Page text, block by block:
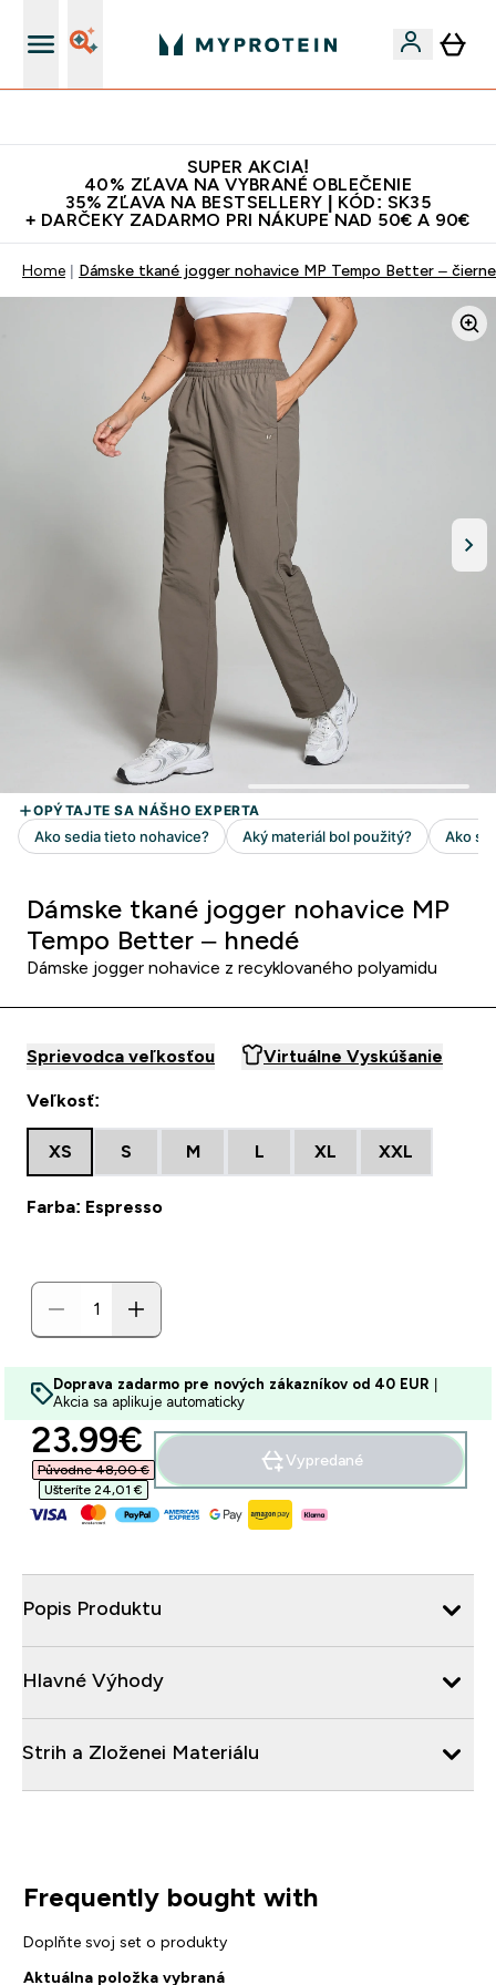
SUPER AKCIA!
40% ZĽAVA NA VYBRANÉ OBLEČENIE
35% ZĽAVA NA BESTSELLERY | KÓD: SK35
+ DARČEKY ZADARMO PRI NÁKUPE NAD 50€ A 90€
Home Dámske tkané jogger nohavice MP Tempo Better – čierne
Dámske tkané jogger nohavice MP
Tempo Better – hnedé
Dámske jogger nohavice z recyklovaného polyamidu
Sprievodca veľkosťou Virtuálne Vyskúšanie
Veľkosť:
XS S M L XL XXL
Farba: Espresso
Doprava zadarmo pre nových zákazníkov od 40 EUR
Akcia sa aplikuje automaticky
discounted price
23.99€‎
Původne 48,00 €‎
Ušteríte 24,01 €‎
Vypredané
Popis Produktu
Hlavné Výhody
Strih a Zloženei Materiálu
Frequently bought with
Doplňte svoj set o produkty
Aktuálna položka vybraná